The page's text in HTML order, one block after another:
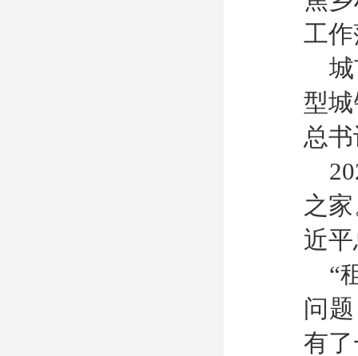
工
型
总
之
近
“
问
有